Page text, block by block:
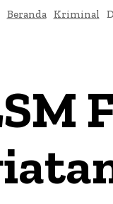
Beranda Kriminal